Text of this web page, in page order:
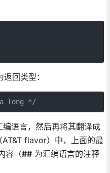
回类型：
long */
语言，然后再将其翻译成
flavor）中，上面的最
容（##为汇编语言的注释